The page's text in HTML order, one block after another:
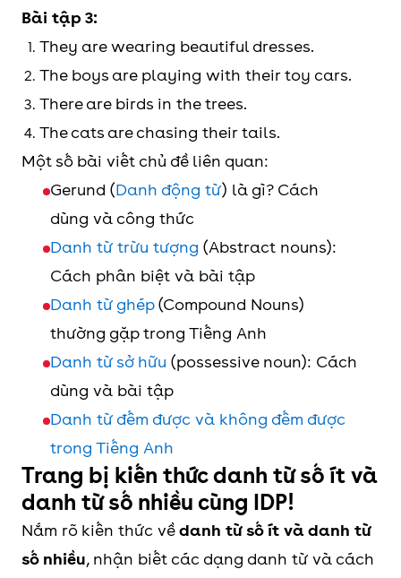
Bài tập 3:
They are wearing beautiful dresses.
The boys are playing with their toy cars.
There are birds in the trees.
The cats are chasing their tails.
Một số bài viết chủ đề liên quan:
Gerund (Danh động từ) là gì? Cách
dùng và công thức
Danh từ trừu tượng (Abstract nouns):
Cách phân biệt và bài tập
Danh từ ghép(Compound Nouns)
thường gặp trong Tiếng Anh
Danh từ sở hữu (possessive noun): Cách
dùng và bài tập
Danh từ đếm được và không đếm được
trong Tiếng Anh
Trang bị kiến thức danh từ số ít và
danh từ số nhiều cùng IDP!
Nắm rõ kiến thức vềdanh từ số ít và danh từ
số nhiều, nhận biết các dạng danh từ và cách